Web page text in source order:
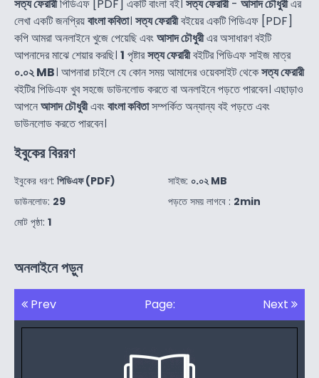
সত্য ফেরারীপিডিএফ [PDF] একটি বাংলা বই। সত্য ফেরারী- আসাদ চৌধুরীএর
লেখা একটি জনপ্রিয়বাংলা কবিতা। সত্য ফেরারীবইয়ের একটি পিডিএফ [PDF]
কপি আমরা অনলাইনে খুজে পেয়েছি এবংআসাদ চৌধুরীএর অসাধারণ বইটি
আপনাদের মাঝে শেয়ার করছি। 1 পৃষ্টারসত্য ফেরারীবইটির পিডিএফ সাইজ মাত্র
০.০২ MB। আপনারা চাইলে যে কোন সময় আমাদের ওয়েবসাইট থেকেসত্য ফেরারী
বইটির পিডিএফ খুব সহজে ডাউনলোড করতে বা অনলাইনে পড়তে পারবেন। এছাড়াও
আপনেআসাদ চৌধুরীএবংবাংলা কবিতাসম্পর্কিত অন্যান্য বই পড়তে এবং
ডাউনলোড করতে পারবেন।
ইবুকের বিররণ
ইবুকের ধরণ: পিডিএফ (PDF)
ডাউনলোড: 29
মোট পৃষ্ঠা: 1
সাইজ: ০.০২ MB
পড়তে সময় লাগবে : 2min
অনলাইনে পড়ুন
Prev Page: Next